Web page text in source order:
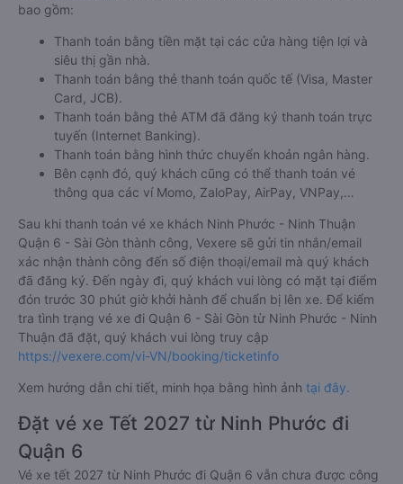
bao gồm:
Thanh toán bằng tiền mặt tại các cửa hàng tiện lợi và
siêu thị gần nhà.
Thanh toán bằng thẻ thanh toán quốc tế (Visa, Master
Card, JCB).
Thanh toán bằng thẻ ATM đã đăng ký thanh toán trực
tuyến (Internet Banking).
Thanh toán bằng hình thức chuyển khoản ngân hàng.
Bên cạnh đó, quý khách cũng có thể thanh toán vé
thông qua các ví Momo, ZaloPay, AirPay, VNPay,…
Sau khi thanh toán vé xe khách Ninh Phước - Ninh Thuận
Quận 6 - Sài Gòn thành công, Vexere sẽ gửi tin nhắn/email
xác nhận thành công đến số điện thoại/email mà quý khách
đã đăng ký. Đến ngày đi, quý khách vui lòng có mặt tại điểm
đón trước 30 phút giờ khởi hành để chuẩn bị lên xe. Để kiểm
tra tình trạng vé xe đi Quận 6 - Sài Gòn từ Ninh Phước - Ninh
Thuận đã đặt, quý khách vui lòng truy cập
https://vexere.com/vi-VN/booking/ticketinfo
Xem hướng dẫn chi tiết, minh họa bằng hình ảnh tại đây.
Đặt vé xe Tết 2027 từ Ninh Phước đi
Quận 6
Vé xe tết 2027 từ Ninh Phước đi Quận 6 vẫn chưa được công